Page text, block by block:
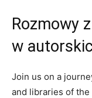
Rozmowy⁤
w
Join us on a
and libraries of